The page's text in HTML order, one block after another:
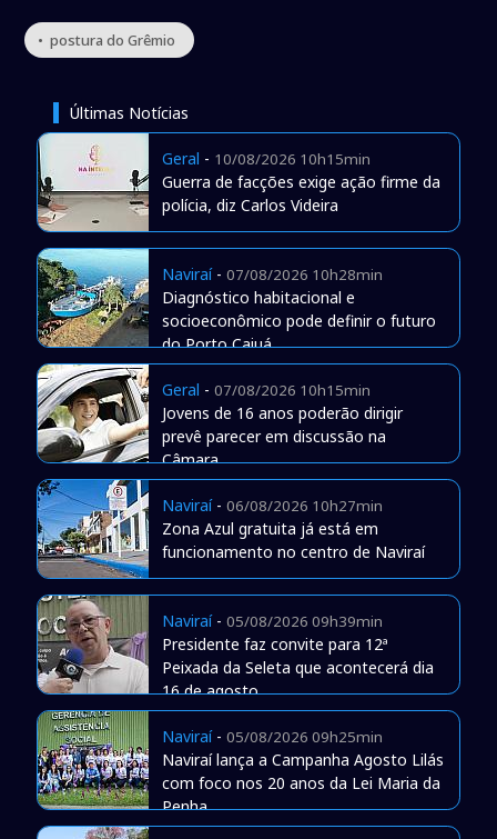
• postura do Grêmio
Últimas Notícias
Geral - 10/08/2026 10h15min
Guerra de facções exige ação firme da
polícia, diz Carlos Videira
Naviraí- 07/08/2026 10h28min
Diagnóstico habitacional e
socioeconômico pode definir o futuro
do Porto Caiuá
Geral - 07/08/2026 10h15min
Jovens de 16 anos poderão dirigir
prevê parecer em discussão na
Câmara
Naviraí- 06/08/2026 10h27min
Zona Azul gratuita já está em
funcionamento no centro de Naviraí
Naviraí- 05/08/2026 09h39min
Presidente faz convite para 12ª
Peixada da Seleta que acontecerá dia
16 de agosto
Naviraí- 05/08/2026 09h25min
Naviraí lança a Campanha Agosto Lilás
com foco nos 20 anos da Lei Maria da
Penha